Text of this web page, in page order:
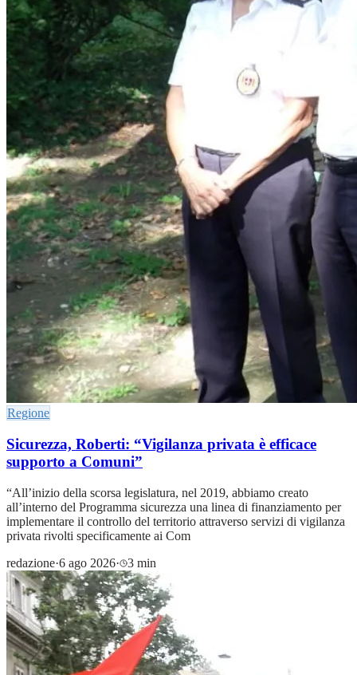
Regione
Sicurezza, Roberti: “Vigilanza privata è efficace
supporto a Comuni”
“All’inizio della scorsa legislatura, nel 2019, abbiamo creato
all’interno del Programma sicurezza una linea di finanziamento per
implementare il controllo del territorio attraverso servizi di vigilanza
privata rivolti specificamente ai Com
redazione·6 ago 2026· 3 min